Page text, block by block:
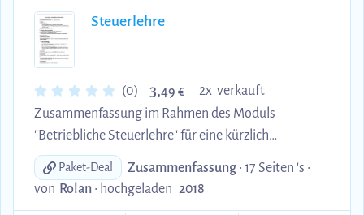
Verwertung im Fall eines Grundstückverkaufes 8.
Berechnung des Barwertes 9. Kapitalwertmethode
10. Gewichteter Kapitalzin...
Steuerlehre
(0) 3,49 €
2x verkauft
Zusammenfassung im Rahmen des Moduls
"Betriebliche Steuerlehre" für eine kürzlich
abgeschlossene Prüfungsleistung mit den
Schwerpunkten: 1. Grundbegriffe des Steuerrechts
(Steuern, Steuerpflichtiger, Steuerträger,
Paket-Deal Zusammenfassung • 17 Seiten 's •
von Rolan • hochgeladen 2018